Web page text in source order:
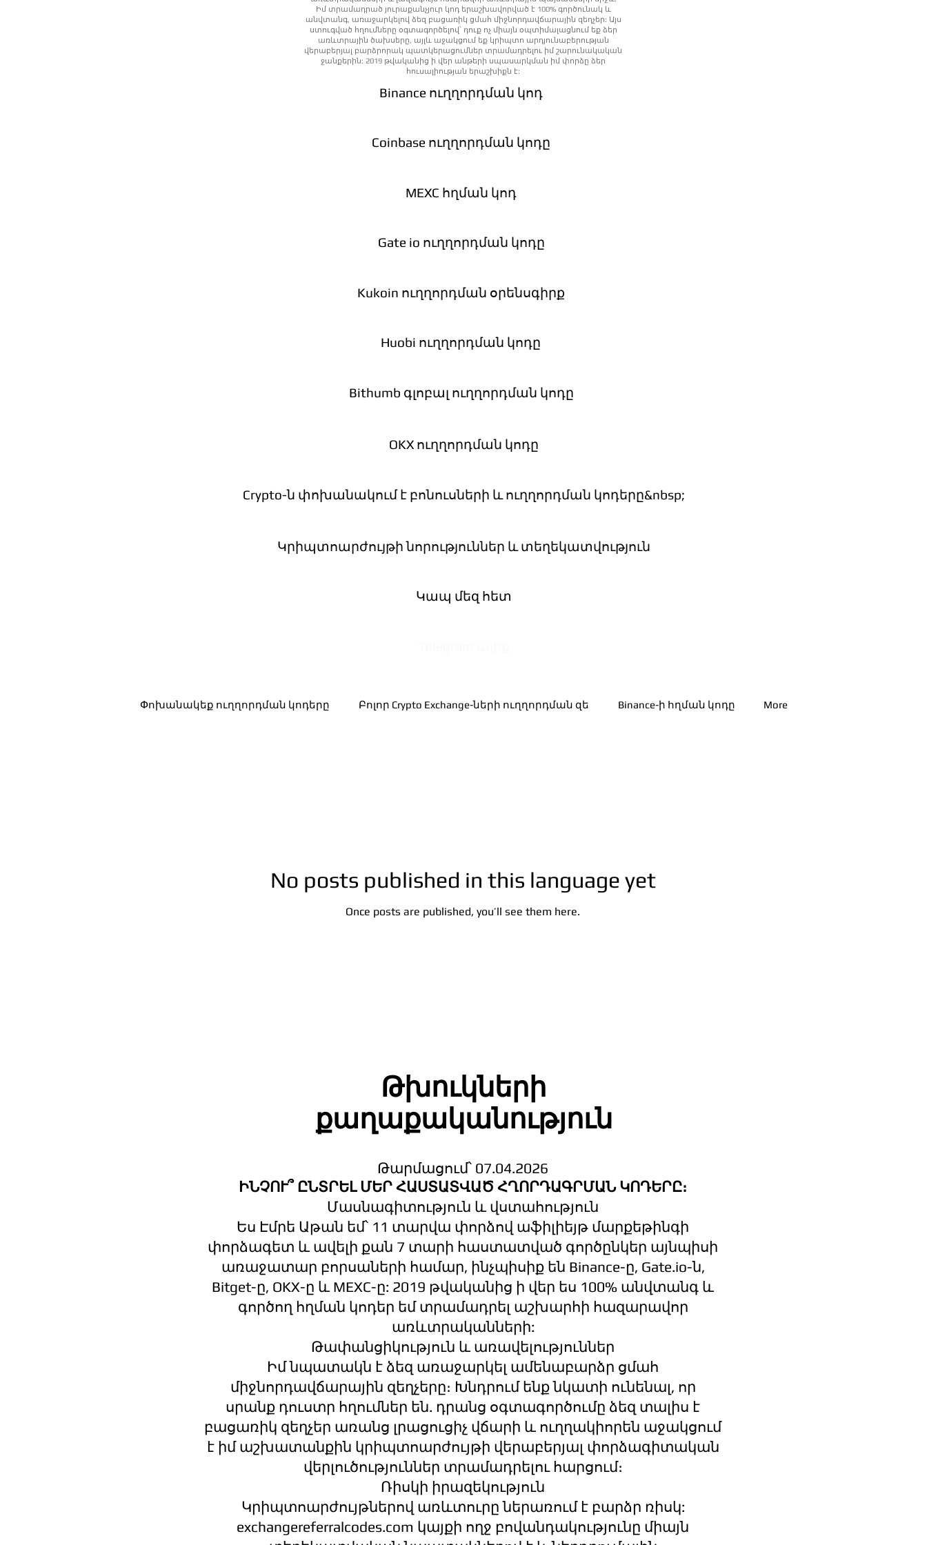
Իմ տրամադրած յուրաքանչյուր կոդ երաշխավորված է 100% գործունակ և
անվտանգ, առաջարկելով ձեզ բացառիկ ցմահ միջնորդավճարային զեղչեր: Այս
ստուգված հղումները օգտագործելով՝ դուք ոչ միայն օպտիմալացնում եք ձեր
առևտրային ծախսերը, այլև աջակցում եք կրիպտո արդյունաբերության
վերաբերյալ բարձրորակ պատկերացումներ տրամադրելու իմ շարունակական
ջանքերին: 2019 թվականից ի վեր անթերի սպասարկման իմ փորձը ձեր
հուսալիության երաշխիքն է:
Binance ուղղորդման կոդ
Coinbase ուղղորդման կոդը
MEXC հղման կոդ
Gate io ուղղորդման կոդը
Kukoin ուղղորդման օրենսգիրք
Huobi ուղղորդման կոդը
Bithumb գլոբալ ուղղորդման կոդը
OKX ուղղորդման կոդը
Crypto-ն փոխանակում է բոնուսների և ուղղորդման կոդերը&nbsp;
Կրիպտոարժույթի նորություններ և տեղեկատվություն
Կապ մեզ հետ
Փոխանակեք ուղղորդման կոդերը Բոլոր Crypto Exchange-ների ուղղորդման զե Binance-ի հղման կոդը More
No posts published in this language yet
Once posts are published, you’ll see them here.
Թխուկների
քաղաքականություն
Թարմացում՝ 07.04.2026
ԻՆՉՈՒ՞ ԸՆՏՐԵԼ ՄԵՐ ՀԱՍՏԱՏՎԱԾ ՀՂՈՐԴԱԳՐՄԱՆ ԿՈԴԵՐԸ։
Մասնագիտություն և վստահություն
Ես Էմրե Աթան եմ՝ 11 տարվա փորձով աֆիլիեյթ մարքեթինգի
փորձագետ և ավելի քան 7 տարի հաստատված գործընկեր այնպիսի
առաջատար բորսաների համար, ինչպիսիք են Binance-ը, Gate.io-ն,
Bitget-ը, OKX-ը և MEXC-ը: 2019 թվականից ի վեր ես 100% անվտանգ և
գործող հղման կոդեր եմ տրամադրել աշխարհի հազարավոր
առևտրականների:
Թափանցիկություն և առավելություններ
Իմ նպատակն է ձեզ առաջարկել ամենաբարձր ցմահ
միջնորդավճարային զեղչերը։ Խնդրում ենք նկատի ունենալ, որ
սրանք դուստր հղումներ են. դրանց օգտագործումը ձեզ տալիս է
բացառիկ զեղչեր առանց լրացուցիչ վճարի և ուղղակիորեն աջակցում
է իմ աշխատանքին կրիպտոարժույթի վերաբերյալ փորձագիտական
վերլուծություններ տրամադրելու հարցում։
Ռիսկի իրազեկություն
Կրիպտոարժույթներով առևտուրը ներառում է բարձր ռիսկ:
exchangereferralcodes.com կայքի ողջ բովանդակությունը միայն